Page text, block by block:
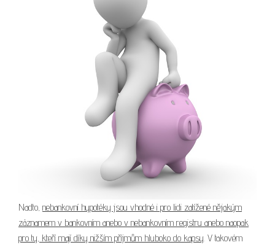
Nadto, nebankovní hypotéky jsou vhodné i pro lidi zatížené nějakým
záznamem v bankovním anebo v nebankovním registru anebo naopak
pro ty, kteří mají díky nižším příjmům hluboko do kapsy . V takovém